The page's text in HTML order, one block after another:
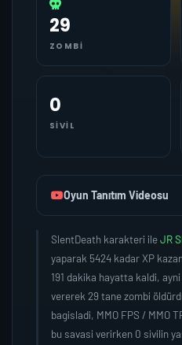
29
ZOMBI
0
SIVIL
Oyun Tanıtım Videosu
SlentDeath karakteri ileJR
yaparak 5424 kadar XP
191 dakika hayatta kaldi,
vererek 29 tane zombi
bagisladi, MMO FPS / MMO
bu savasi verirken 0 sivilin